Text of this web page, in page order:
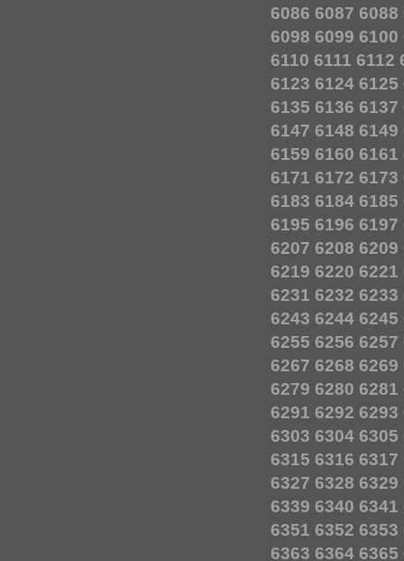
6086 6087 6088
6098 6099 6100
6110 6111 6112
6123 6124 6125
6135 6136 6137
6147 6148 6149
6159 6160 6161
6171 6172 6173
6183 6184 6185
6195 6196 6197
6207 6208 6209
6219 6220 6221
6231 6232 6233
6243 6244 6245
6255 6256 6257
6267 6268 6269
6279 6280 6281
6291 6292 6293
6303 6304 6305
6315 6316 6317
6327 6328 6329
6339 6340 6341
6351 6352 6353
6363 6364 6365